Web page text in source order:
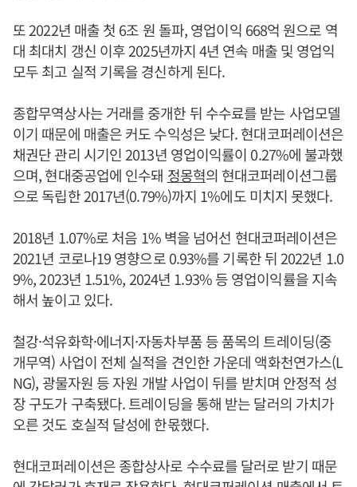
또 2022년 매출 첫 6조 원 돌파, 영업이익 668억 원으로 역
대 최대치 갱신 이후 2025년까지 4년 연속 매출 및 영업익
모두 최고 실적 기록을 경신하게 된다.
종합무역상사는 거래를 중개한 뒤 수수료를 받는 사업모델
이기 때문에 매출은 커도 수익성은 낮다. 현대코퍼레이션은
채권단 관리 시기인 2013년 영업이익률이 0.27%에 불과했
으며, 현대중공업에 인수돼 정몽혁의 현대코퍼레이션그룹
으로 독립한 2017년(0.79%)까지 1%에도 미치지 못했다.
2018년 1.07%로 처음 1% 벽을 넘어선 현대코퍼레이션은
2021년 코로나19 영향으로 0.93%를 기록한 뒤 2022년 1.0
9%, 2023년 1.51%, 2024년 1.93% 등 영업이익률을 지속
해서 높이고 있다.
철강·석유화학·에너지·자동차부품 등 품목의 트레이딩(중
개무역) 사업이 전체 실적을 견인한 가운데 액화천연가스(L
NG), 광물자원 등 자원 개발 사업이 뒤를 받치며 안정적 성
장 구도가 구축됐다. 트레이딩을 통해 받는 달러의 가치가
오른 것도 호실적 달성에 한몫했다.
현대코퍼레이션은 종합상사로 수수료를 달러로 받기 때문